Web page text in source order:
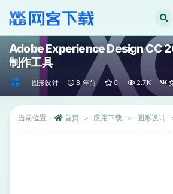
Adobe Experience Design CC
制作工具
图形设计 8 年前 0 2.7K
当前位置： 首页 应用下载 图形设计
全部